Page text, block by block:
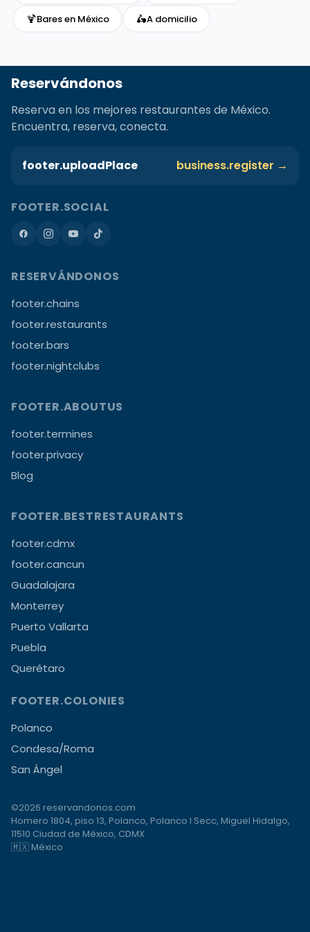
🍹Bares en México 🛵A domicilio
Reservándonos
Reserva en los mejores restaurantes de México.
Encuentra, reserva, conecta.
footer.uploadPlace business.register →
FOOTER.SOCIAL
RESERVÁNDONOS
footer.chains
footer.restaurants
footer.bars
footer.nightclubs
FOOTER.ABOUTUS
footer.termines
footer.privacy
Blog
FOOTER.BESTRESTAURANTS
footer.cdmx
footer.cancun
Guadalajara
Monterrey
Puerto Vallarta
Puebla
Querétaro
FOOTER.COLONIES
Polanco
Condesa/Roma
San Ángel
©2026 reservandonos.com
Homero 1804, piso 13, Polanco, Polanco I Secc, Miguel Hidalgo,
11510 Ciudad de México, CDMX
🇲🇽 México